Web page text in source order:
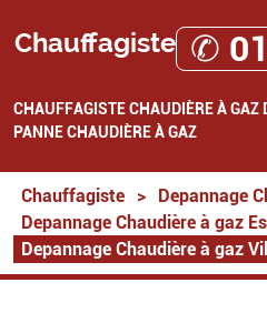
Chauffagiste ✆
CHAUFFAGISTECHAUDIÈRE À GAZ
PANNE CHAUDIÈRE À GAZ
Chauffagiste > Depannage
Depannage Chaudière à gaz
Depannage Chaudière à gaz